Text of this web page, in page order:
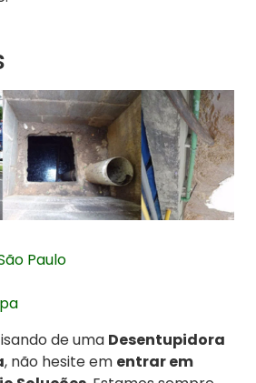
Paulo
de uma Desentupidora
, não hesite em entrar em